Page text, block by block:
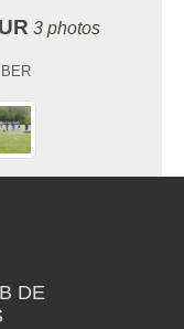
3 photos
DE